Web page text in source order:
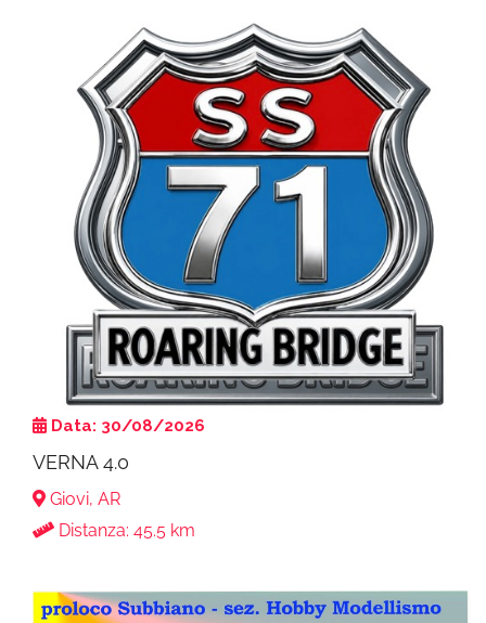
Data: 30/08/2026
VERNA 4.0
Giovi, AR
Distanza: 45.5 km